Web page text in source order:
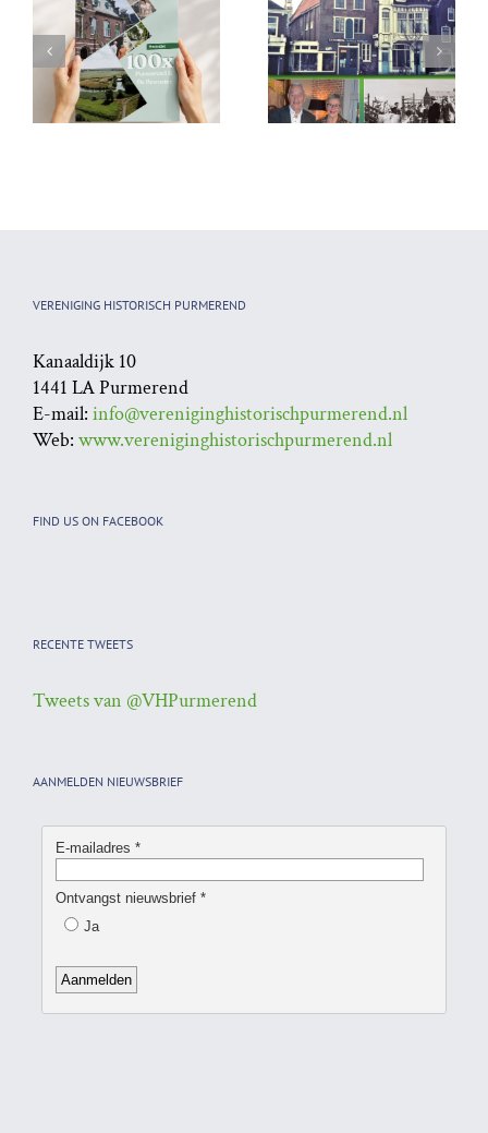
VERENIGING HISTORISCH PURMEREND
Kanaaldijk 10
1441 LA Purmerend
E-mail: info@vereniginghistorischpurmerend.nl
Web: www.vereniginghistorischpurmerend.nl
FIND US ON FACEBOOK
RECENTE TWEETS
Tweets van @VHPurmerend
AANMELDEN NIEUWSBRIEF